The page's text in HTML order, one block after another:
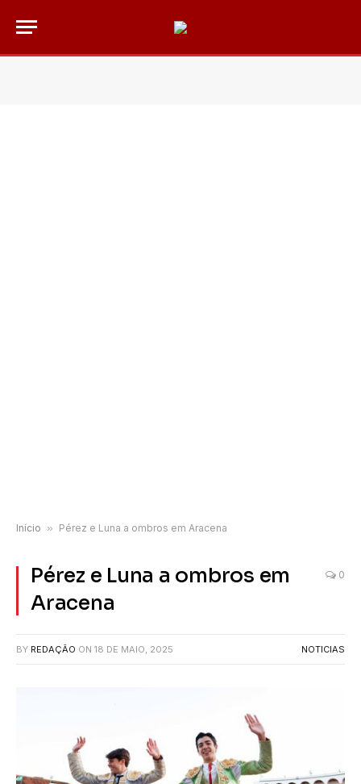
Início » Pérez e Luna a ombros em Aracena
Pérez e Luna a ombros em
Aracena
0
BY REDAÇÃO ON 18 DE MAIO, 2025 NOTICIAS